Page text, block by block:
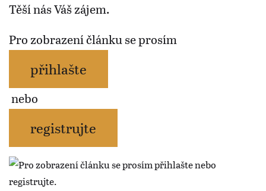
Těší nás Váš zájem.
Pro zobrazení článku se prosím
přihlašte
nebo
registrujte